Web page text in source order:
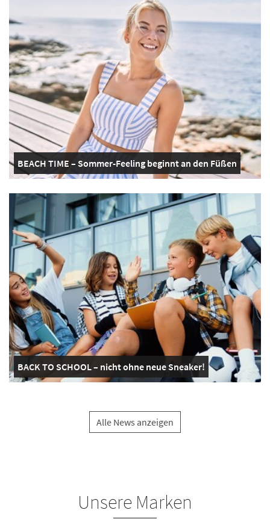
BEACH TIME – Sommer-Feeling beginnt an den Füßen
BACK TO SCHOOL – nicht ohne neue Sneaker!
Alle News anzeigen
Unsere Marken